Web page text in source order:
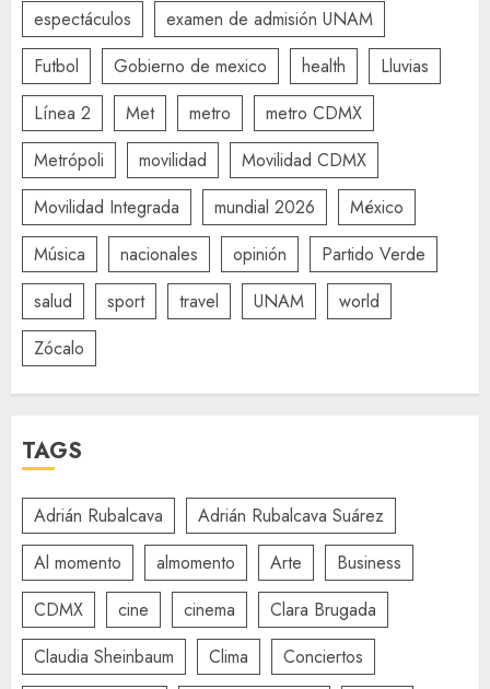
espectáculos
examen de admisión UNAM
Futbol
Gobierno de mexico health
Lluvias
Línea 2
Met metro
metro CDMX
Metrópoli
movilidad
Movilidad CDMX
Movilidad Integrada
mundial 2026
México
Música
nacionales opinión
Partido Verde
salud
sport travel UNAM
world
Zócalo
TAGS
Adrián Rubalcava
Adrián Rubalcava Suárez
Al momento
almomento Arte
Business
CDMX
cine cinema
Clara Brugada
Claudia Sheinbaum
Clima
Conciertos